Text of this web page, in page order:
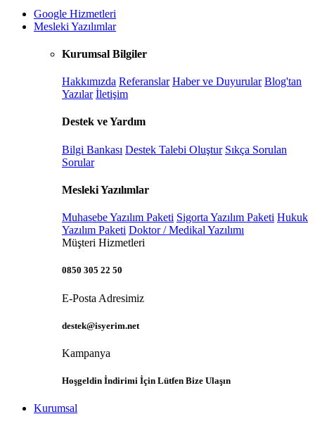
Google Hizmetleri
Mesleki Yazılımlar
Kurumsal Bilgiler
Hakkımızda Referanslar Haber ve Duyurular Blog'tan
Yazılar İletişim
Destek ve Yardım
Bilgi Bankası Destek Talebi Oluştur Sıkça Sorulan
Sorular
Mesleki Yazılımlar
Muhasebe Yazılım Paketi Sigorta Yazılım Paketi Hukuk
Yazılım Paketi Doktor / Medikal Yazılımı
Müşteri Hizmetleri
0850 305 22 50
E-Posta Adresimiz
destek@isyerim.net
Kampanya
Hoşgeldin İndirimi İçin Lütfen Bize Ulaşın
Kurumsal